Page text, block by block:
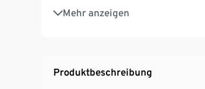
Mehr anzeigen
Mit Gürtelschlaufen
Mit recyceltem Material
Produktbeschreibung